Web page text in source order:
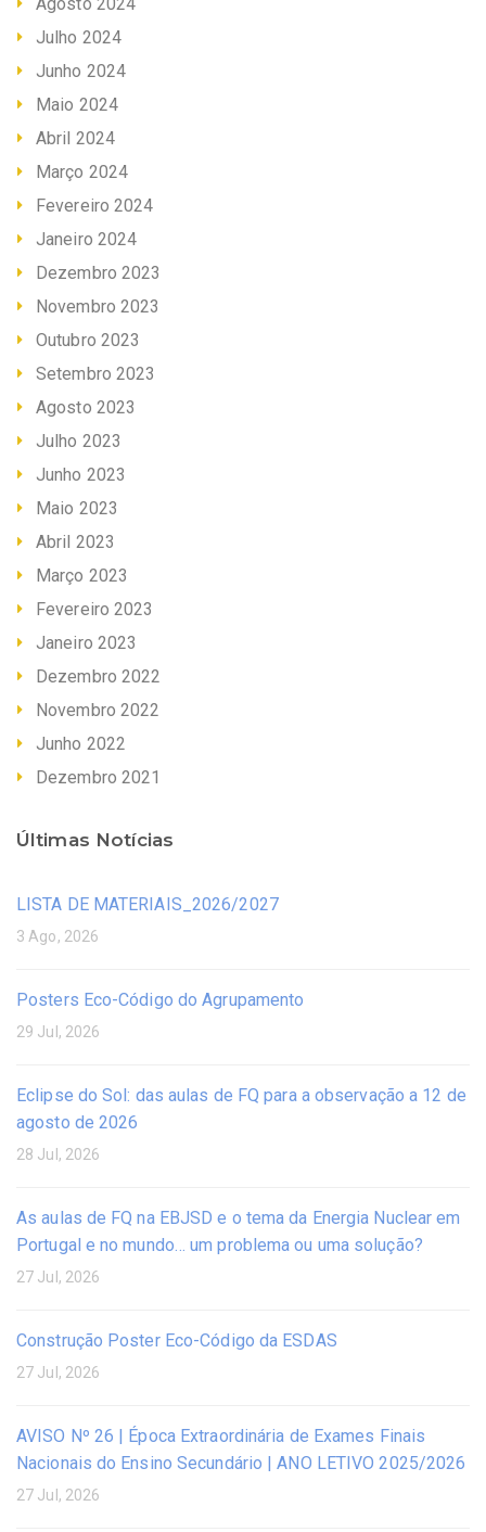
Julho 2024
Junho 2024
Maio 2024
Abril 2024
Março 2024
Fevereiro 2024
Janeiro 2024
Dezembro 2023
Novembro 2023
Outubro 2023
Setembro 2023
Agosto 2023
Julho 2023
Junho 2023
Maio 2023
Abril 2023
Março 2023
Fevereiro 2023
Janeiro 2023
Dezembro 2022
Novembro 2022
Junho 2022
Dezembro 2021
Últimas Notícias
LISTA DE MATERIAIS_2026/2027
3 Ago, 2026
Posters Eco-Código do Agrupamento
29 Jul, 2026
Eclipse do Sol: das aulas de FQ para a observação a 12 de
agosto de 2026
28 Jul, 2026
As aulas de FQ na EBJSD e o tema da Energia Nuclear em
Portugal e no mundo… um problema ou uma solução?
27 Jul, 2026
Construção Poster Eco-Código da ESDAS
27 Jul, 2026
AVISO Nº 26 | Época Extraordinária de Exames Finais
Nacionais do Ensino Secundário | ANO LETIVO 2025/2026
27 Jul, 2026